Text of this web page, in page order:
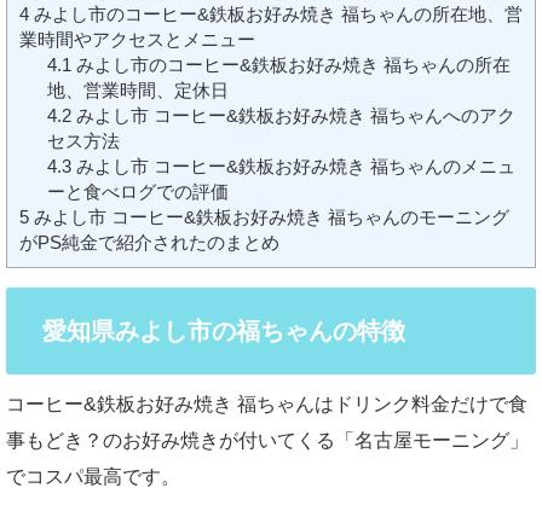
4 みよし市のコーヒー&鉄板お好み焼き 福ちゃんの所在地、営
業時間やアクセスとメニュー
4.1 みよし市のコーヒー&鉄板お好み焼き 福ちゃんの所在
地、営業時間、定休日
4.2みよし市 コーヒー&鉄板お好み焼き 福ちゃんへのアク
セス方法
4.3みよし市 コーヒー&鉄板お好み焼き 福ちゃんのメニュ
ーと食べログでの評価
5 みよし市 コーヒー&鉄板お好み焼き 福ちゃんのモーニング
がPS純金で紹介されたのまとめ
愛知県みよし市の福ちゃんの特徴
コーヒー&鉄板お好み焼き 福ちゃんはドリンク料金だけで食
事もどき？のお好み焼きが付いてくる「名古屋モーニング」
でコスパ最高です。